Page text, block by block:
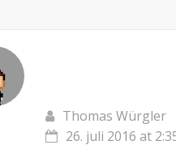
Thomas Würgler
26. juli 2016 at